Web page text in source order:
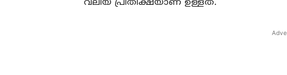
വലിയ പ്രിതീക്ഷയാണ് ഉള്ളത്.